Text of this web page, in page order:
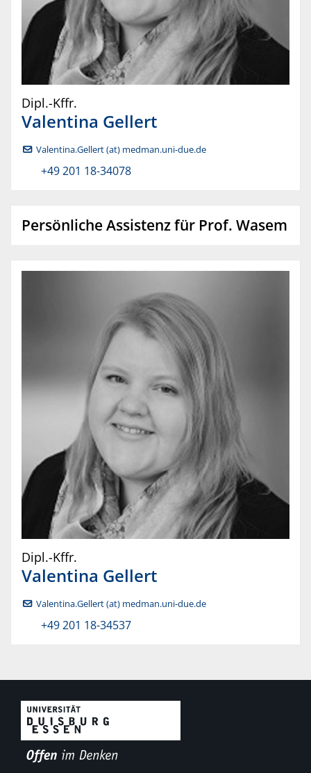
Dipl.-Kffr.
Valentina Gellert
Valentina.Gellert (at) medman.uni-due.de
+49 201 18-34078
Persönliche Assistenz für Prof. Wasem
Dipl.-Kffr.
Valentina Gellert
Valentina.Gellert (at) medman.uni-due.de
+49 201 18-34537